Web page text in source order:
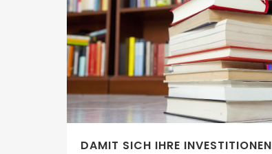
DAMIT SICH IHRE INVESTITIONEN